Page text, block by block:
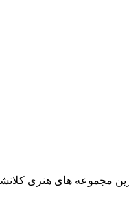
هنری کلانشهر تبریز مصادف